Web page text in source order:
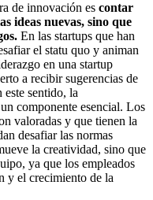
de innovación es contar
ideas nuevas, sino que
En las startups que han
el statu quo y animan
en una startup
a recibir sugerencias de
sentido, la
componente esencial. Los
valoradas y que tienen la
desafiar las normas
la creatividad, sino que
ya que los empleados
y el crecimiento de la